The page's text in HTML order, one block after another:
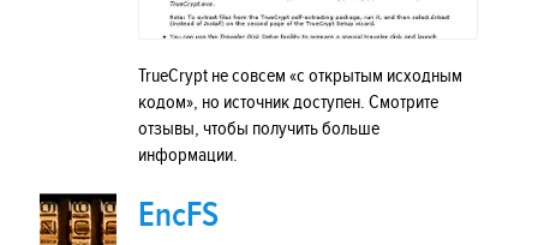
TrueCrypt не совсем «с открытым исходным
кодом», но источник доступен. Смотрите
отзывы, чтобы получить больше
информации.
EncFS